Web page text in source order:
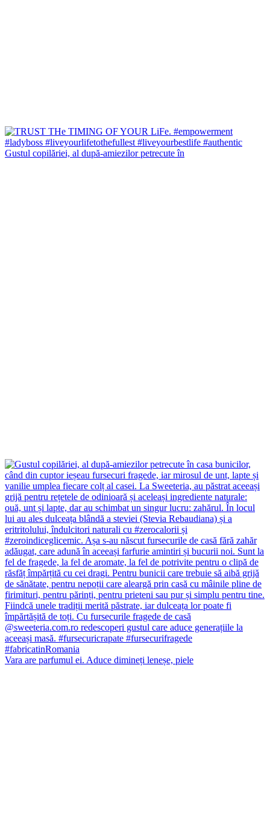
Gustul copilăriei, al după-amiezilor petrecute în
Vara are parfumul ei. Aduce dimineți leneșe, piele